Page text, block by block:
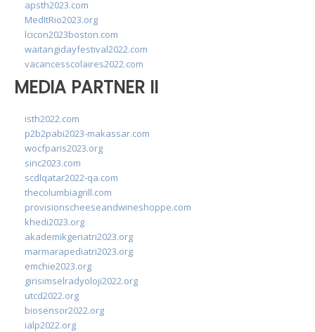
apsth2023.com
MedItRio2023.org
lcicon2023boston.com
waitangidayfestival2022.com
vacancesscolaires2022.com
MEDIA PARTNER II
isth2022.com
p2b2pabi2023-makassar.com
wocfparis2023.org
sinc2023.com
scdlqatar2022-qa.com
thecolumbiagrill.com
provisionscheeseandwineshoppe.com
khedi2023.org
akademikgeriatri2023.org
marmarapediatri2023.org
emchie2023.org
girisimselradyoloji2022.org
utcd2022.org
biosensor2022.org
ialp2022.org